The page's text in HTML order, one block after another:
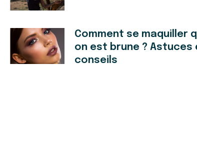
Comment se maquiller
on est brune ? Astuces
conseils